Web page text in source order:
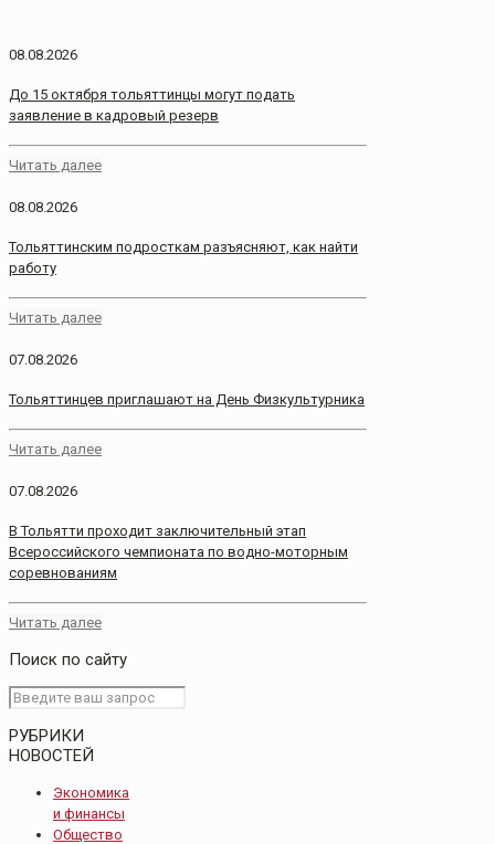
08.08.2026
До 15 октября тольяттинцы могут подать
заявление в кадровый резерв
Читать далее
08.08.2026
Тольяттинским подросткам разъясняют, как найти
работу
Читать далее
07.08.2026
Тольяттинцев приглашают на День Физкультурника
Читать далее
07.08.2026
В Тольятти проходит заключительный этап
Всероссийского чемпионата по водно-моторным
соревнованиям
Читать далее
Поиск по сайту
РУБРИКИ
НОВОСТЕЙ
Экономика
и финансы
Общество